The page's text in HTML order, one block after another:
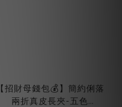
【招財母錢包💰】簡約俐落
兩折真皮長夾-五色